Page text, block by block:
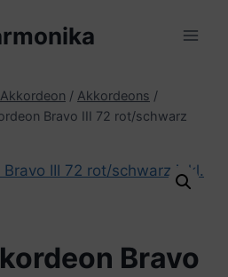
/ Akkordeons /
Bravo III 72 rot/schwarz
Bravo